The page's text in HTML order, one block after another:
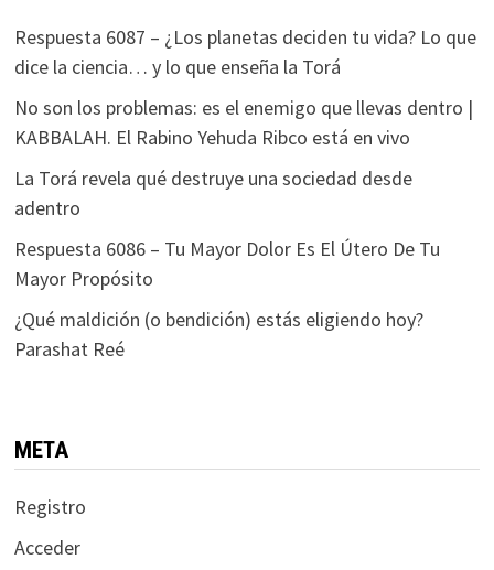
Respuesta 6087 – ¿Los planetas deciden tu vida? Lo que
dice la ciencia… y lo que enseña la Torá
No son los problemas: es el enemigo que llevas dentro |
KABBALAH. El Rabino Yehuda Ribco está en vivo
La Torá revela qué destruye una sociedad desde
adentro
Respuesta 6086 – Tu Mayor Dolor Es El Útero De Tu
Mayor Propósito
¿Qué maldición (o bendición) estás eligiendo hoy?
Parashat Reé
META
Registro
Acceder